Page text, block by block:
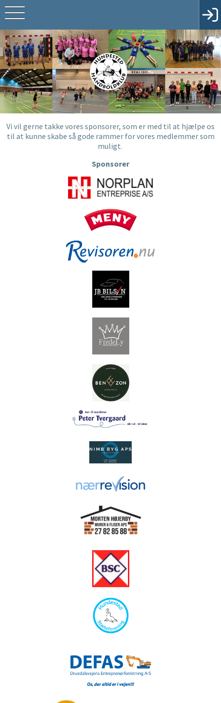
Vi vil gerne takke vores sponsorer, som er med til at hjælpe os
til at kunne skabe så gode rammer for vores medlemmer som
muligt.
Sponsorer